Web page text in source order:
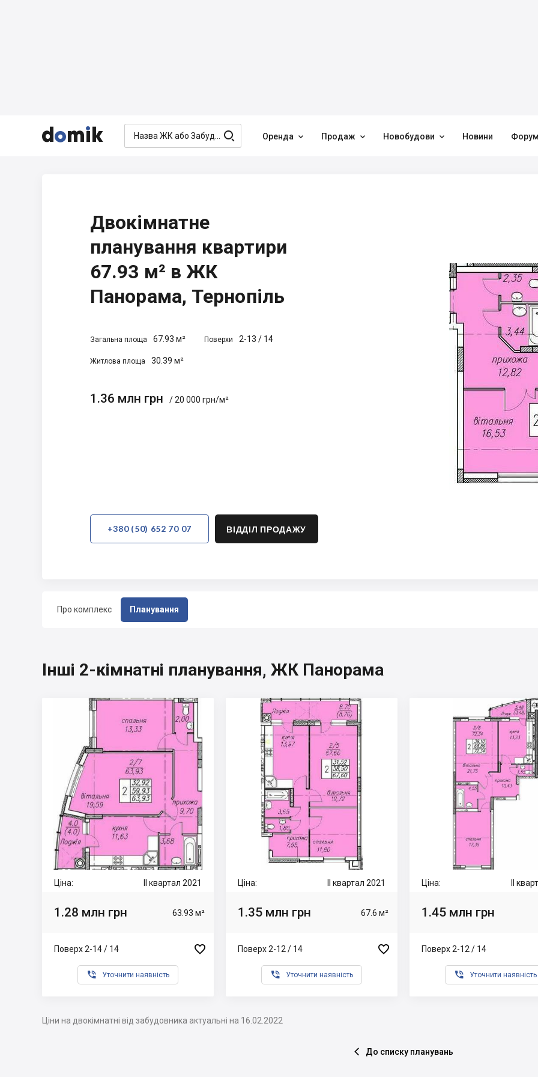


  Оренда  Продаж  Новобудови  Новини
Про комплекс Планування
Двокімнатне
планування квартири
67.93 м² в ЖК
Панорама, Тернопіль
Загальна площа 67.93 м² Поверхи 2-13 / 14
Житлова площа 30.39 м²
1.36 млн грн / 20 000 грн/м²
+380 (50) 652 70 07 ВІДДІЛ ПРОДАЖУ
Інші 2-кімнатні планування, ЖК Панорама
Ціна: II квартал 2021
1.28 млн грн 63.93 м²
Поверх 2-14 / 14 
 Уточнити наявність
Ціна: II квартал 2021
1.35 млн грн 67.6 м²
Поверх 2-12 / 14 
 Уточнити наявність
Ціна: II
1.45 млн грн
Поверх 2-12 / 14
 Уточнити наявність
Ціни на двокімнатні від забудовника актуальні на 16.02.2022
 До списку планувань